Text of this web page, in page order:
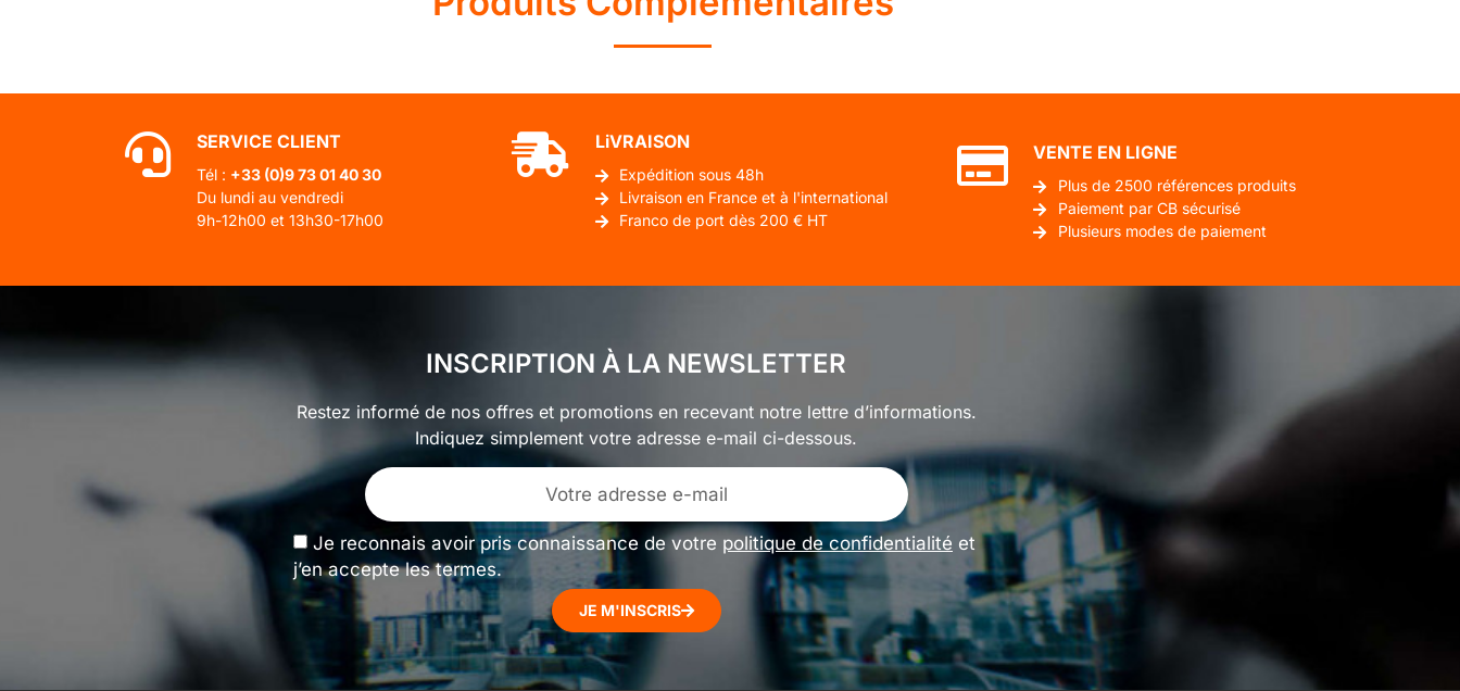
SERVICE CLIENT
Tél : +33 (0)9 73 01 40 30
Du lundi au vendredi
9h-12h00 et 13h30-17h00
LiVRAISON
Expédition sous 48h
Livraison en France et à l'international
Franco de port dès 200 € HT
VENTE EN LIGNE
Plus de 2500 références produits
Paiement par CB sécurisé
Plusieurs modes de paiement
INSCRIPTION À LA NEWSLETTER
Restez informé de nos offres et promotions en recevant notre lettre d’informations.
Indiquez simplement votre adresse e-mail ci-dessous.
Je reconnais avoir pris connaissance de votre politique de confidentialité et
j’en accepte les termes.
JE M'INSCRIS